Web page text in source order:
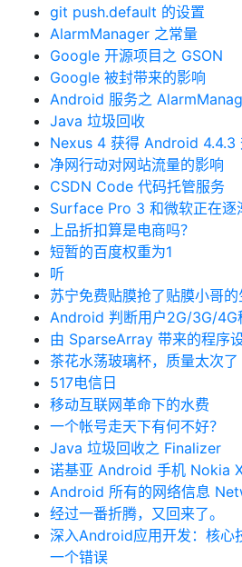
git push.default 的设置
AlarmManager 之常量
Google 开源项目之 GSON
Google 被封带来的影响
Android 服务之
Java 垃圾回收
Nexus 4 获得 Android 4.4.3
净网行动对网站流量的影响
CSDN Code 代码托管服务
Surface Pro 3 和微软正在逐
上品折扣算是电商吗？
短暂的百度权重为1
听
苏宁免费贴膜抢了贴膜小哥
Android 判断用户2G/3G/4G
由 SparseArray 带来的程序
茶花水荡玻璃杯，质量太次了
517电信日
移动互联网革命下的水费
一个帐号走天下有何不好？
Java 垃圾回收之 Finalizer
诺基亚 Android 手机 Nokia
Android 所有的网络信息
经过一番折腾，又回来了。
深入Android应用开发：核心
一个错误